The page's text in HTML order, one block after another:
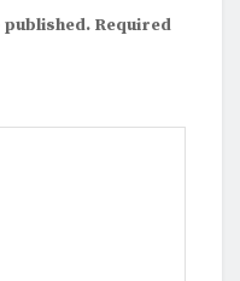
published. Required